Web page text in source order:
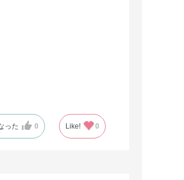
った 0 Like! 0